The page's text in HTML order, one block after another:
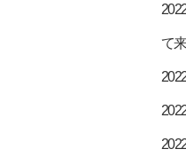
て